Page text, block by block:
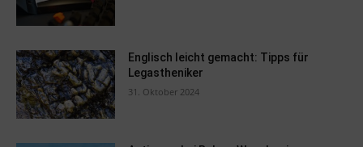
Englisch leicht gemacht: Tipps für
Legastheniker
31. Oktober 2024